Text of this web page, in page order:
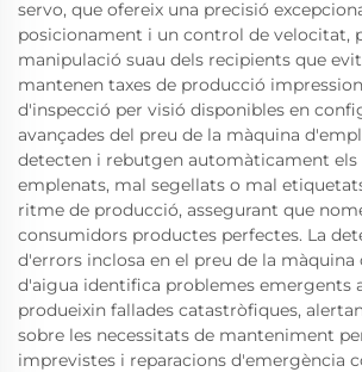
servo, que ofereix una precisió
posicionament i un control de velocitat,
manipulació suau dels recipients que
mantenen taxes de producció
d'inspecció per visió disponibles en
avançades del preu de la màquina
detecten i rebutgen automàticament els
emplenats, mal segellats o mal
ritme de producció, assegurant que
consumidors productes perfectes. La
d'errors inclosa en el preu de la
d'aigua identifica problemes emergents
produeixin fallades catastròfiques,
sobre les necessitats de manteniment
imprevistes i reparacions d'emergència